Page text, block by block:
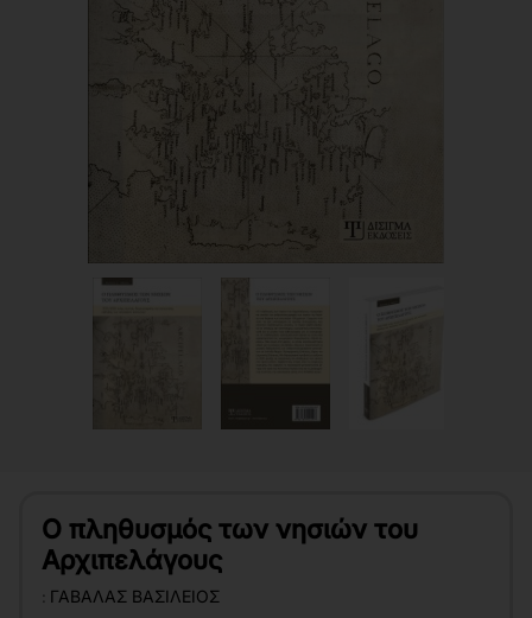
Ο πληθυσμός των νησιών του
Αρχιπελάγους
: ΓΑΒΑΛΆΣ ΒΑΣΊΛΕΙΟΣ